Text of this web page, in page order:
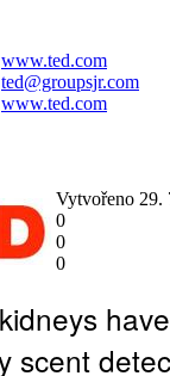
www.ted.com
ted@groupsjr.com
www.ted.com
Vytvořeno 29.
0
0
0
scent